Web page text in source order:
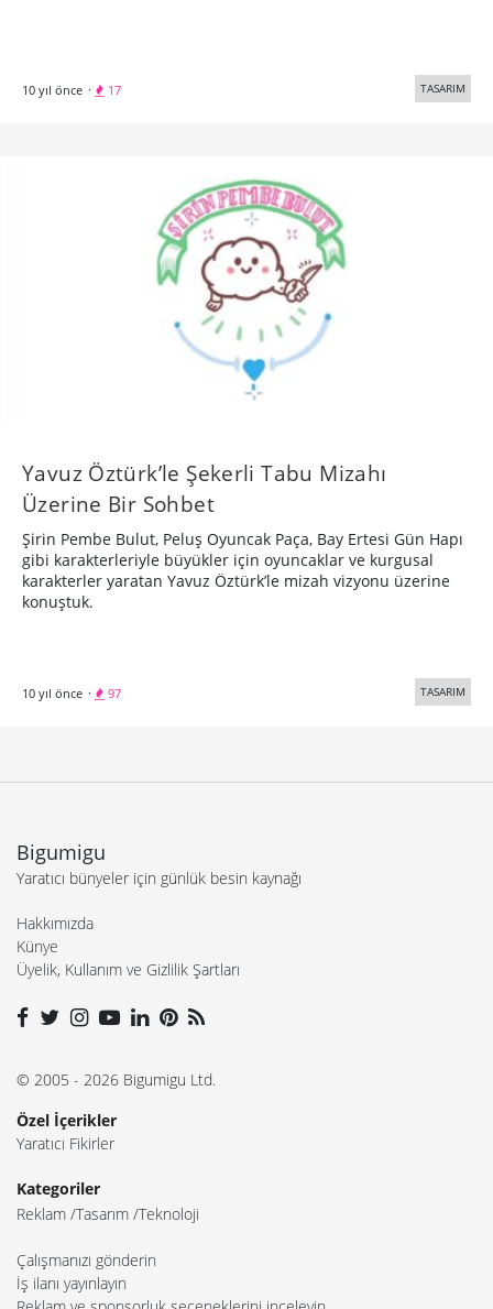
10 yıl önce · 17 TASARIM
Yavuz Öztürk’le Şekerli Tabu Mizahı
Üzerine Bir Sohbet
Şirin Pembe Bulut, Peluş Oyuncak Paça, Bay Ertesi Gün Hapı
gibi karakterleriyle büyükler için oyuncaklar ve kurgusal
karakterler yaratan Yavuz Öztürk’le mizah vizyonu üzerine
konuştuk.
10 yıl önce · 97 TASARIM
Bigumigu
Yaratıcı bünyeler için günlük besin kaynağı
Hakkımızda
Künye
Üyelik, Kullanım ve Gizlilik Şartları
© 2005 - 2026 Bigumigu Ltd.
Özel İçerikler
Yaratıcı Fikirler
Kategoriler
Reklam Tasarım Teknoloji
Çalışmanızı gönderin
İş ilanı yayınlayın